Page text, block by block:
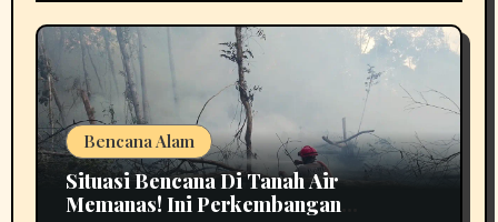
Bencana Alam
Situasi Bencana Di Tanah Air
Memanas! Ini Perkembangan